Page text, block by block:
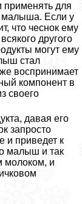
применять для
малыша. Если у
что чеснок ему
другого
могут ему
стал
воспринимает
компонент в
своего
давая его
запросто
и приведет к
малыш и так
молоком, и